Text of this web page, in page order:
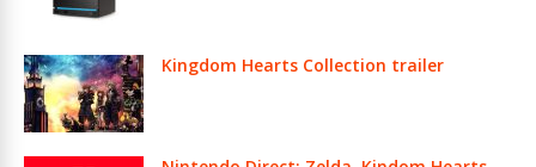
Kingdom Hearts Collection trailer